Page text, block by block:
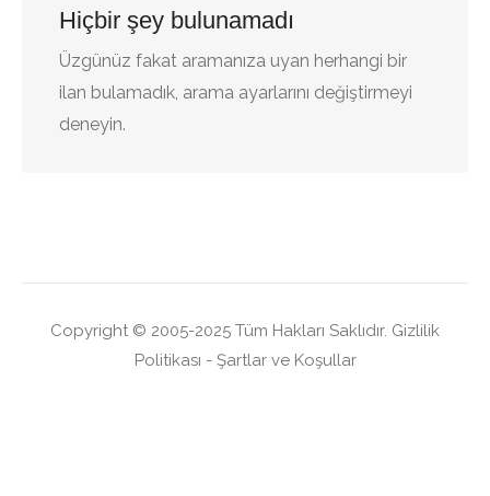
Hiçbir şey bulunamadı
Üzgünüz fakat aramanıza uyan herhangi bir
ilan bulamadık, arama ayarlarını değiştirmeyi
deneyin.
Copyright © 2005-2025 Tüm Hakları Saklıdır. Gizlilik
Politikası - Şartlar ve Koşullar